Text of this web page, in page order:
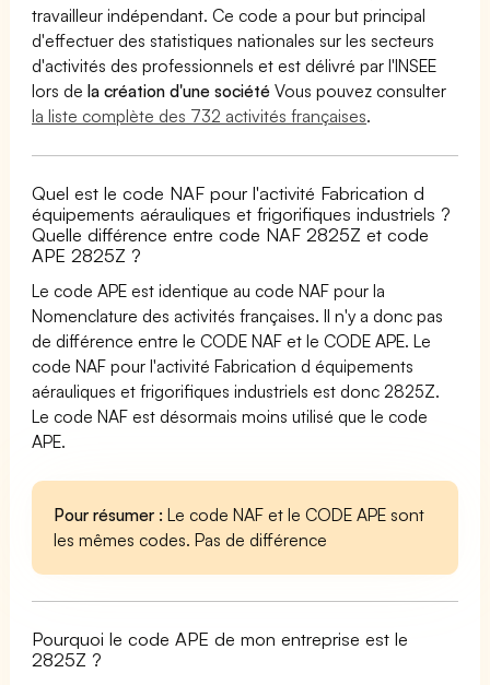
travailleur indépendant. Ce code a pour but principal
d'effectuer des statistiques nationales sur les secteurs
d'activités des professionnels et est délivré par l'INSEE
lors dela création d'une société Vous pouvez consulter
la liste complète des 732 activités françaises.
Quel est le code NAF pour l'activité Fabrication d
équipements aérauliques et frigorifiques industriels ?
Quelle différence entre code NAF 2825Z et code
APE 2825Z ?
Le code APE est identique au code NAF pour la
Nomenclature des activités françaises. Il n'y a donc pas
de différence entre le CODE NAF et le CODE APE. Le
code NAF pour l'activité Fabrication d équipements
aérauliques et frigorifiques industriels est donc 2825Z.
Le code NAF est désormais moins utilisé que le code
APE.
Pour résumer : Le code NAF et le CODE APE sont
les mêmes codes. Pas de différence
Pourquoi le code APE de mon entreprise est le
2825Z ?